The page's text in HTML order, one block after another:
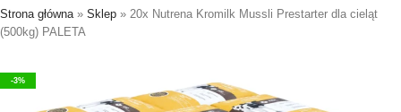
Strona główna» Sklep » 20x Nutrena Kromilk Mussli Prestarter dla cieląt
(500kg) PALETA
-3%